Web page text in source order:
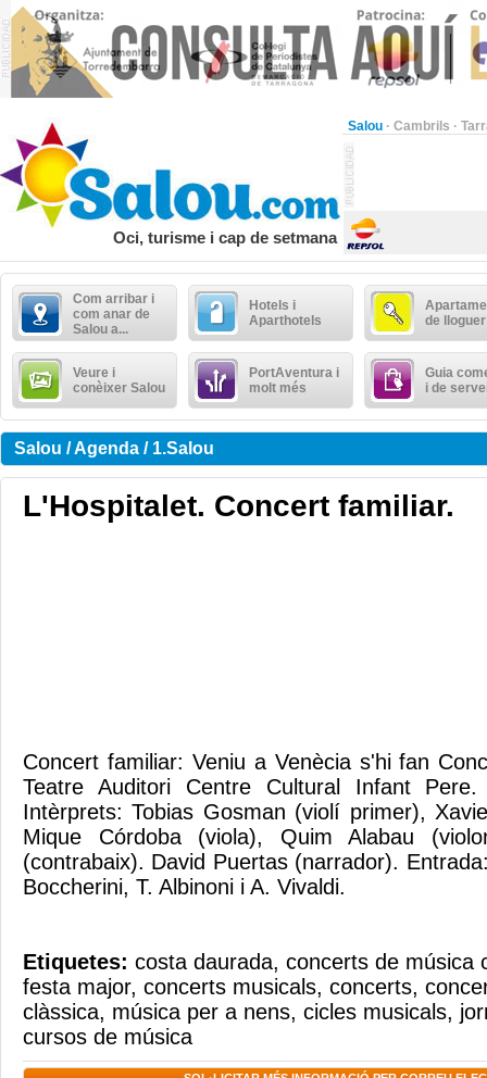
Salou · Cambrils ·
Oci, turisme i cap de setmana
Com arribar i
com anar de
Salou a...
Hotels i
Aparthotels
de lloguer
Veure i
conèixer Salou
PortAventura i
molt més
Guia
i de
Salou / Agenda / 1.Salou
L'Hospitalet. Concert familiar.
Concert familiar: Veniu a Venècia s'hi fan
Teatre Auditori Centre Cultural Infant
Intèrprets: Tobias Gosman (violí primer),
Mique Córdoba (viola), Quim Alabau
(contrabaix). David Puertas (narrador).
Boccherini, T. Albinoni i A. Vivaldi.
Etiquetes: costa daurada, concerts de música
festa major, concerts musicals, concerts,
clàssica, música per a nens, cicles musicals,
cursos de música